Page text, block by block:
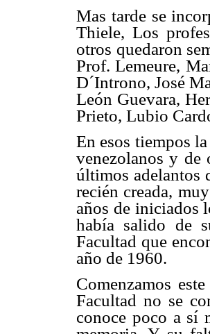
Mas tarde se
Thiele, Los
otros quedaron
Prof. Lemeure,
D´Introno, José
León Guevara,
Prieto, Lubio
En esos tiempos
venezolanos y de
últimos adelantos
recién creada,
años de iniciados
había salido de
Facultad que
año de 1960.
Comenzamos
Facultad no se
conoce poco a sí